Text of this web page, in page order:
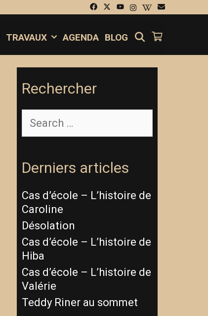
TRAVAUX AGENDA BLOG SEARCH
Rechercher
Derniers articles
Cas d’école – L’histoire de
Caroline
Désolation
Cas d’école – L’histoire de
Hiba
Cas d’école – L’histoire de
Valérie
Teddy Riner au sommet